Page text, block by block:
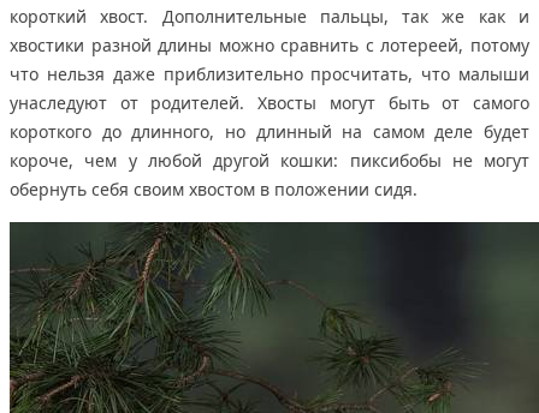
короткий хвост. Дополнительные пальцы, так же как и
хвостики разной длины можно сравнить с лотереей, потому
что нельзя даже приблизительно просчитать, что малыши
унаследуют от родителей. Хвосты могут быть от самого
короткого до длинного, но длинный на самом деле будет
короче, чем у любой другой кошки: пиксибобы не могут
обернуть себя своим хвостом в положении сидя.